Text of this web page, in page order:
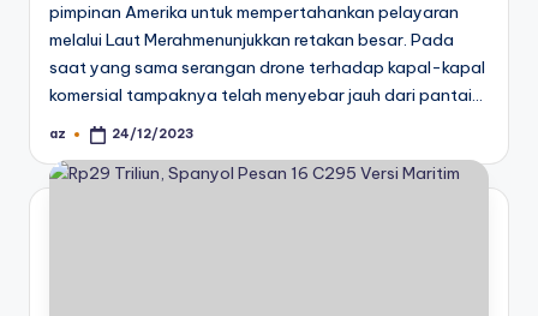
pimpinan Amerika untuk mempertahankan pelayaran
melalui Laut Merahmenunjukkan retakan besar. Pada
saat yang sama serangan drone terhadap kapal-kapal
komersial tampaknya telah menyebar jauh dari pantai…
Posted
az 24/12/2023